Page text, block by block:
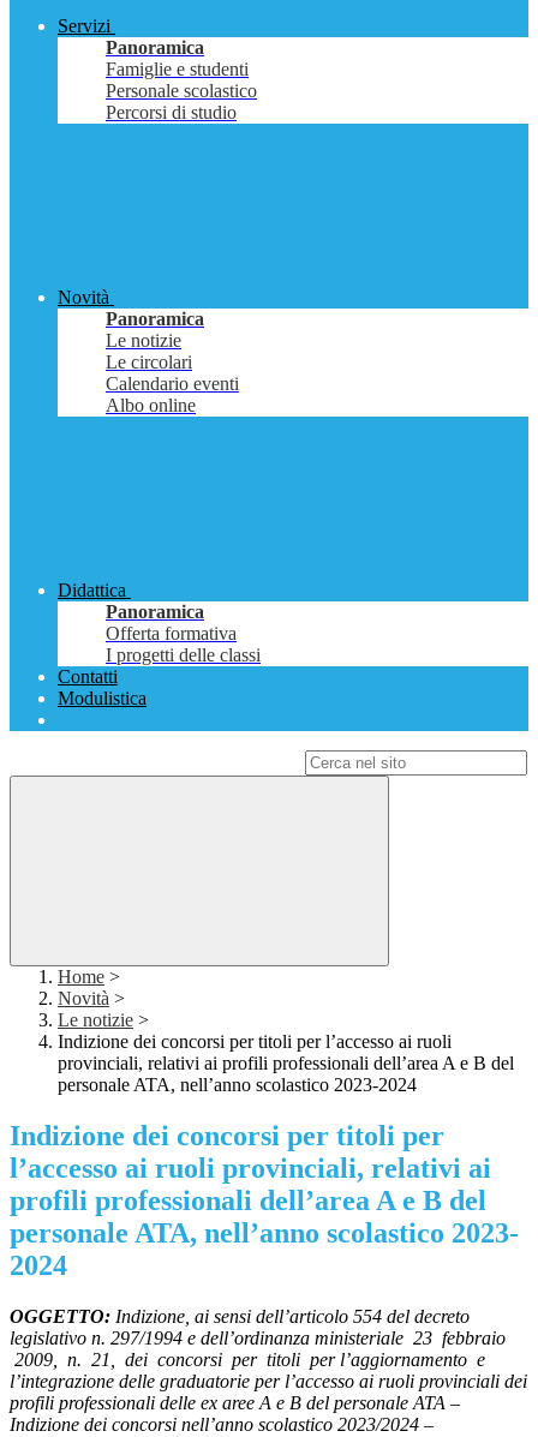
Servizi
Panoramica
Famiglie e studenti
Personale scolastico
Percorsi di studio
Novità
Panoramica
Le notizie
Le circolari
Calendario eventi
Albo online
Didattica
Panoramica
Offerta formativa
I progetti delle classi
Contatti
Modulistica
Home >
Novità >
Le notizie >
Indizione dei concorsi per titoli per l’accesso ai ruoli
provinciali, relativi ai profili professionali dell’area A e B del
personale ATA, nell’anno scolastico 2023-2024
Indizione dei concorsi per titoli per
l’accesso ai ruoli provinciali, relativi ai
profili professionali dell’area A e B del
personale ATA, nell’anno scolastico 2023-
2024
OGGETTO: Indizione, ai sensi dell’articolo 554 del decreto
legislativo n. 297/1994 e dell’ordinanza ministeriale 23 febbraio
2009, n. 21, dei concorsi per titoli per l’aggiornamento e
l’integrazione delle graduatorie per l’accesso ai ruoli provinciali dei
profili professionali delle ex aree A e B del personale ATA –
Indizione dei concorsi nell’anno scolastico 2023/2024 –